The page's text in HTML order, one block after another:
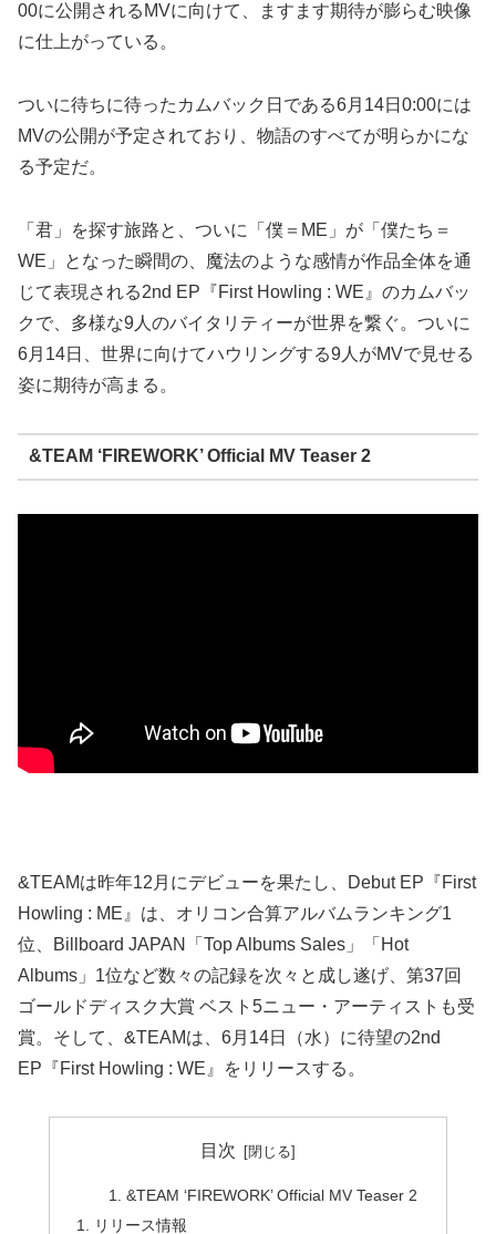
00に公開されるMVに向けて、ますます期待が膨らむ映像
に仕上がっている。
ついに待ちに待ったカムバック日である6月14日0:00には
MVの公開が予定されており、物語のすべてが明らかにな
る予定だ。
「君」を探す旅路と、ついに「僕＝ME」が「僕たち＝
WE」となった瞬間の、魔法のような感情が作品全体を通
じて表現される2nd EP『First Howling : WE』のカムバッ
クで、多様な9人のバイタリティーが世界を繋ぐ。ついに
6月14日、世界に向けてハウリングする9人がMVで見せる
姿に期待が高まる。
&TEAM ‘FIREWORK’ Official MV Teaser 2
&TEAMは昨年12月にデビューを果たし、Debut EP『First
Howling : ME』は、オリコン合算アルバムランキング1
位、Billboard JAPAN「Top Albums Sales」「Hot
Albums」1位など数々の記録を次々と成し遂げ、第37回
ゴールドディスク大賞 ベスト5ニュー・アーティストも受
賞。そして、&TEAMは、6月14日（水）に待望の2nd
EP『First Howling : WE』をリリースする。
目次
&TEAM ‘FIREWORK’ Official MV Teaser 2
リリース情報